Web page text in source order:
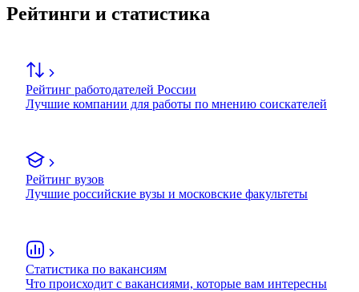
Рейтинги и статистика
Рейтинг работодателей России
Лучшие компании для работы по мнению соискателей
Рейтинг вузов
Лучшие российские вузы и московские факультеты
Статистика по вакансиям
Что происходит с вакансиями, которые вам интересны